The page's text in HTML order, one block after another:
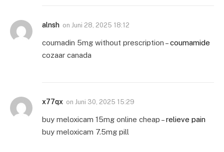
alnsh on Juni 28, 2025 18:12
coumadin 5mg without prescription –coumamide
cozaar canada
x77qx on Juni 30, 2025 15:29
buy meloxicam 15mg online cheap –relieve pain
buy meloxicam 7.5mg pill